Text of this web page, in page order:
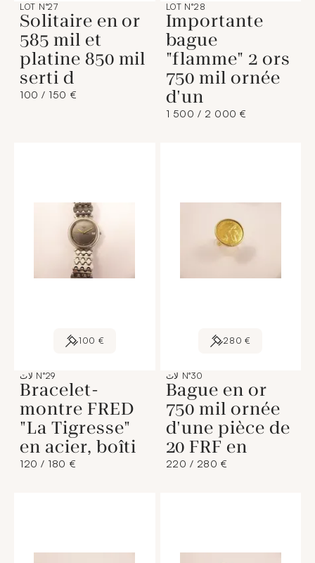
LOT N°27
Solitaire en or
585 mil et
platine 850 mil
serti d
100 / 150 €
LOT N°28
Importante
bague
"flamme" 2 ors
750 mil ornée
d'un
1 500 / 2 000 €
100 €
لاٽ N°29
Bracelet-
montre FRED
"La Tigresse"
en acier, boîti
120 / 180 €
280 €
لاٽ N°30
Bague en or
750 mil ornée
d'une pièce de
20 FRF en
220 / 280 €